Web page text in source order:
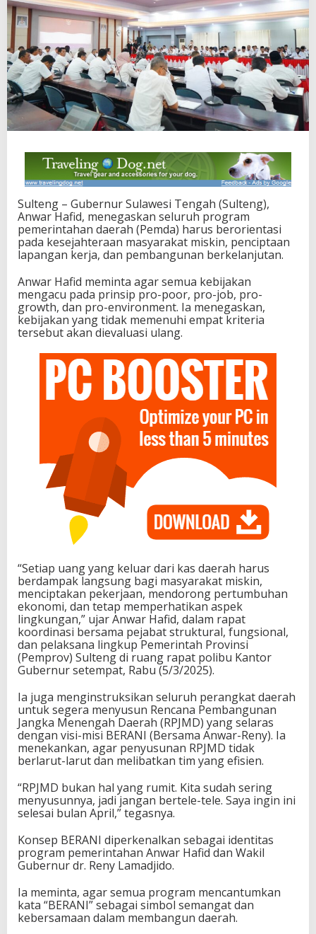
g
P
r
i
o
r
a
s
a
n
P
r
o
g
r
a
m
r
o
-
R
a
k
y
a
Sulteng – Gubernur Sulawesi Tengah (Sulteng),
Anwar Hafid, menegaskan seluruh program
pemerintahan daerah (Pemda) harus berorientasi
pada kesejahteraan masyarakat miskin, penciptaan
lapangan kerja, dan pembangunan berkelanjutan.
Anwar Hafid meminta agar semua kebijakan
mengacu pada prinsip pro-poor, pro-job, pro-
growth, dan pro-environment. Ia menegaskan,
kebijakan yang tidak memenuhi empat kriteria
tersebut akan dievaluasi ulang.
“Setiap uang yang keluar dari kas daerah harus
berdampak langsung bagi masyarakat miskin,
menciptakan pekerjaan, mendorong pertumbuhan
ekonomi, dan tetap memperhatikan aspek
lingkungan,” ujar Anwar Hafid, dalam rapat
koordinasi bersama pejabat struktural, fungsional,
dan pelaksana lingkup Pemerintah Provinsi
(Pemprov) Sulteng di ruang rapat polibu Kantor
Gubernur setempat, Rabu (5/3/2025).
Ia juga menginstruksikan seluruh perangkat daerah
untuk segera menyusun Rencana Pembangunan
Jangka Menengah Daerah (RPJMD) yang selaras
dengan visi-misi BERANI (Bersama Anwar-Reny). Ia
menekankan, agar penyusunan RPJMD tidak
berlarut-larut dan melibatkan tim yang efisien.
“RPJMD bukan hal yang rumit. Kita sudah sering
menyusunnya, jadi jangan bertele-tele. Saya ingin ini
selesai bulan April,” tegasnya.
Konsep BERANI diperkenalkan sebagai identitas
program pemerintahan Anwar Hafid dan Wakil
Gubernur dr. Reny Lamadjido.
Ia meminta, agar semua program mencantumkan
kata “BERANI” sebagai simbol semangat dan
kebersamaan dalam membangun daerah.